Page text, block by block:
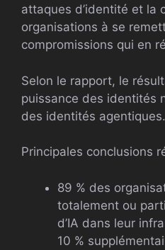
attaques d’identité et la
organisations à se
compromissions qui en
Selon le rapport, le
puissance des identités
des identités agentiques.
Principales conclusions
89 % des
totalement ou
d’IA dans leur
10 %